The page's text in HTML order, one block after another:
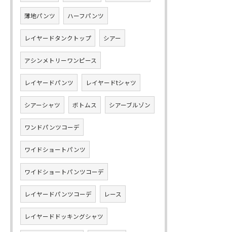
薄地パンツ ハーフパンツ
レイヤードタンクトップ シアー
アシンメトリーワンピース
レイヤードパンツ レイヤードtシャツ
シアーシャツ ボトムス シアーブルゾン
ワンドパンツコーデ
ワイドショートパンツ
ワイドショートパンツコーデ
レイヤードパンツコーデ レース
レイヤードドッキングシャツ